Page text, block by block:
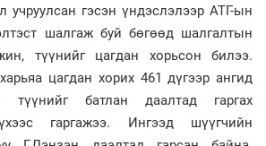
учруулсан гэсэн үндэслэлээр АТГ-ын
шалгаж буй бөгөөд шалгалтын
түүнийг цагдан хорьсон билээ.
цагдан хорих 461 дүгээр ангид
түүнийг батлан даалтад гаргах
гаргажээ. Ингээд шүүгчийн